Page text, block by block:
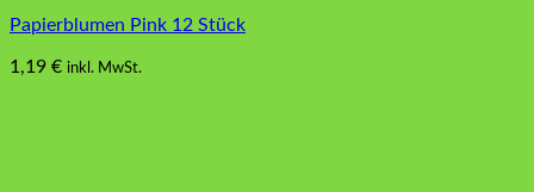
Papierblumen Pink 12 Stück
1,19 € inkl. MwSt.